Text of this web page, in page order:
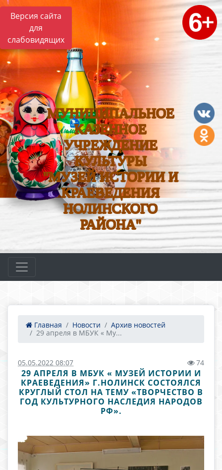
Версия сайта
для
слабовидящих
МУНИЦИПАЛЬНОЕ
КАЗЕННОЕ
УЧРЕЖДЕНИЕ
КУЛЬТУРЫ
"МУЗЕЙ ИСТОРИИ И
КРАЕВЕДЕНИЯ
НОЛИНСКОГО
РАЙОНА"
Главная Новости
Архив новостей
29 апреля в МБУК « Му...
05.05.2022 08:07 74
29 АПРЕЛЯ В МБУК « МУЗЕЙ ИСТОРИИ И
КРАЕВЕДЕНИЯ» Г.НОЛИНСК СОСТОЯЛСЯ
КРУГЛЫЙ СТОЛ НА ТЕМУ «ТВОРЧЕСТВО В
ГОД КУЛЬТУРНОГО НАСЛЕДИЯ НАРОДОВ
РФ».